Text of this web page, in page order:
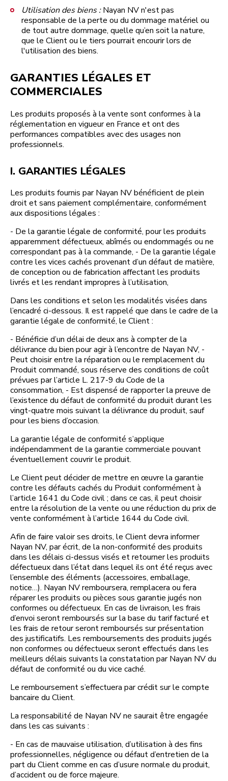
Utilisation des biens :Nayan NV n'est pas
responsable de la perte ou du dommage matériel ou
de tout autre dommage, quelle qu’en soit la nature,
que le Client ou le tiers pourrait encourir lors de
l'utilisation des biens.
GARANTIES LÉGALES ET
COMMERCIALES
Les produits proposés à la vente sont conformes à la
réglementation en vigueur en France et ont des
performances compatibles avec des usages non
professionnels.
I. GARANTIES LÉGALES
Les produits fournis par Nayan NV bénéficient de plein
droit et sans paiement complémentaire, conformément
aux dispositions légales :
- De la garantie légale de conformité, pour les produits
apparemment défectueux, abîmés ou endommagés ou ne
correspondant pas à la commande, - De la garantie légale
contre les vices cachés provenant d’un défaut de matière,
de conception ou de fabrication affectant les produits
livrés et les rendant impropres à l’utilisation,
Dans les conditions et selon les modalités visées dans
l’encadré ci-dessous. Il est rappelé que dans le cadre de la
garantie légale de conformité, le Client :
- Bénéficie d’un délai de deux ans à compter de la
délivrance du bien pour agir à l’encontre de Nayan NV, -
Peut choisir entre la réparation ou le remplacement du
Produit commandé, sous réserve des conditions de coût
prévues par l’article L. 217-9 du Code de la
consommation, - Est dispensé de rapporter la preuve de
l’existence du défaut de conformité du produit durant les
vingt-quatre mois suivant la délivrance du produit, sauf
pour les biens d’occasion.
La garantie légale de conformité s’applique
indépendamment de la garantie commerciale pouvant
éventuellement couvrir le produit.
Le Client peut décider de mettre en œuvre la garantie
contre les défauts cachés du Produit conformément à
l’article 1641 du Code civil ; dans ce cas, il peut choisir
entre la résolution de la vente ou une réduction du prix de
vente conformément à l’article 1644 du Code civil.
Afin de faire valoir ses droits, le Client devra informer
Nayan NV, par écrit, de la non-conformité des produits
dans les délais ci-dessus visés et retourner les produits
défectueux dans l’état dans lequel ils ont été reçus avec
l’ensemble des éléments (accessoires, emballage,
notice…). Nayan NV remboursera, remplacera ou fera
réparer les produits ou pièces sous garantie jugés non
conformes ou défectueux. En cas de livraison, les frais
d’envoi seront remboursés sur la base du tarif facturé et
les frais de retour seront remboursés sur présentation
des justificatifs. Les remboursements des produits jugés
non conformes ou défectueux seront effectués dans les
meilleurs délais suivants la constatation par Nayan NV du
défaut de conformité ou du vice caché.
Le remboursement s’effectuera par crédit sur le compte
bancaire du Client.
La responsabilité de Nayan NV ne saurait être engagée
dans les cas suivants :
- En cas de mauvaise utilisation, d’utilisation à des fins
professionnelles, négligence ou défaut d’entretien de la
part du Client comme en cas d’usure normale du produit,
d’accident ou de force majeure.